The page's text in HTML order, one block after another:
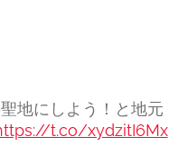
地にしよう！と地元
t.co/xydzitI6Mx